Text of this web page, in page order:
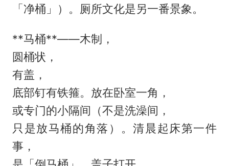
「净桶」）。厕所文化是另一番景象。
**马桶**——木制，
圆桶状，
有盖，
底部钉有铁箍。放在卧室一角，
或专门的小隔间（不是洗澡间，
只是放马桶的角落）。清晨起床第一件
事，